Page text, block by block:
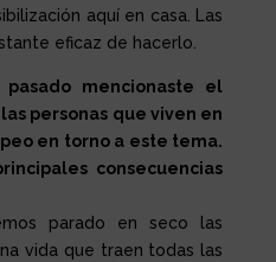
aquí en casa. Las
eficaz de hacerlo.
mencionaste el
personas que viven en
en torno a este tema.
consecuencias
parado en seco las
vida que traen todas las